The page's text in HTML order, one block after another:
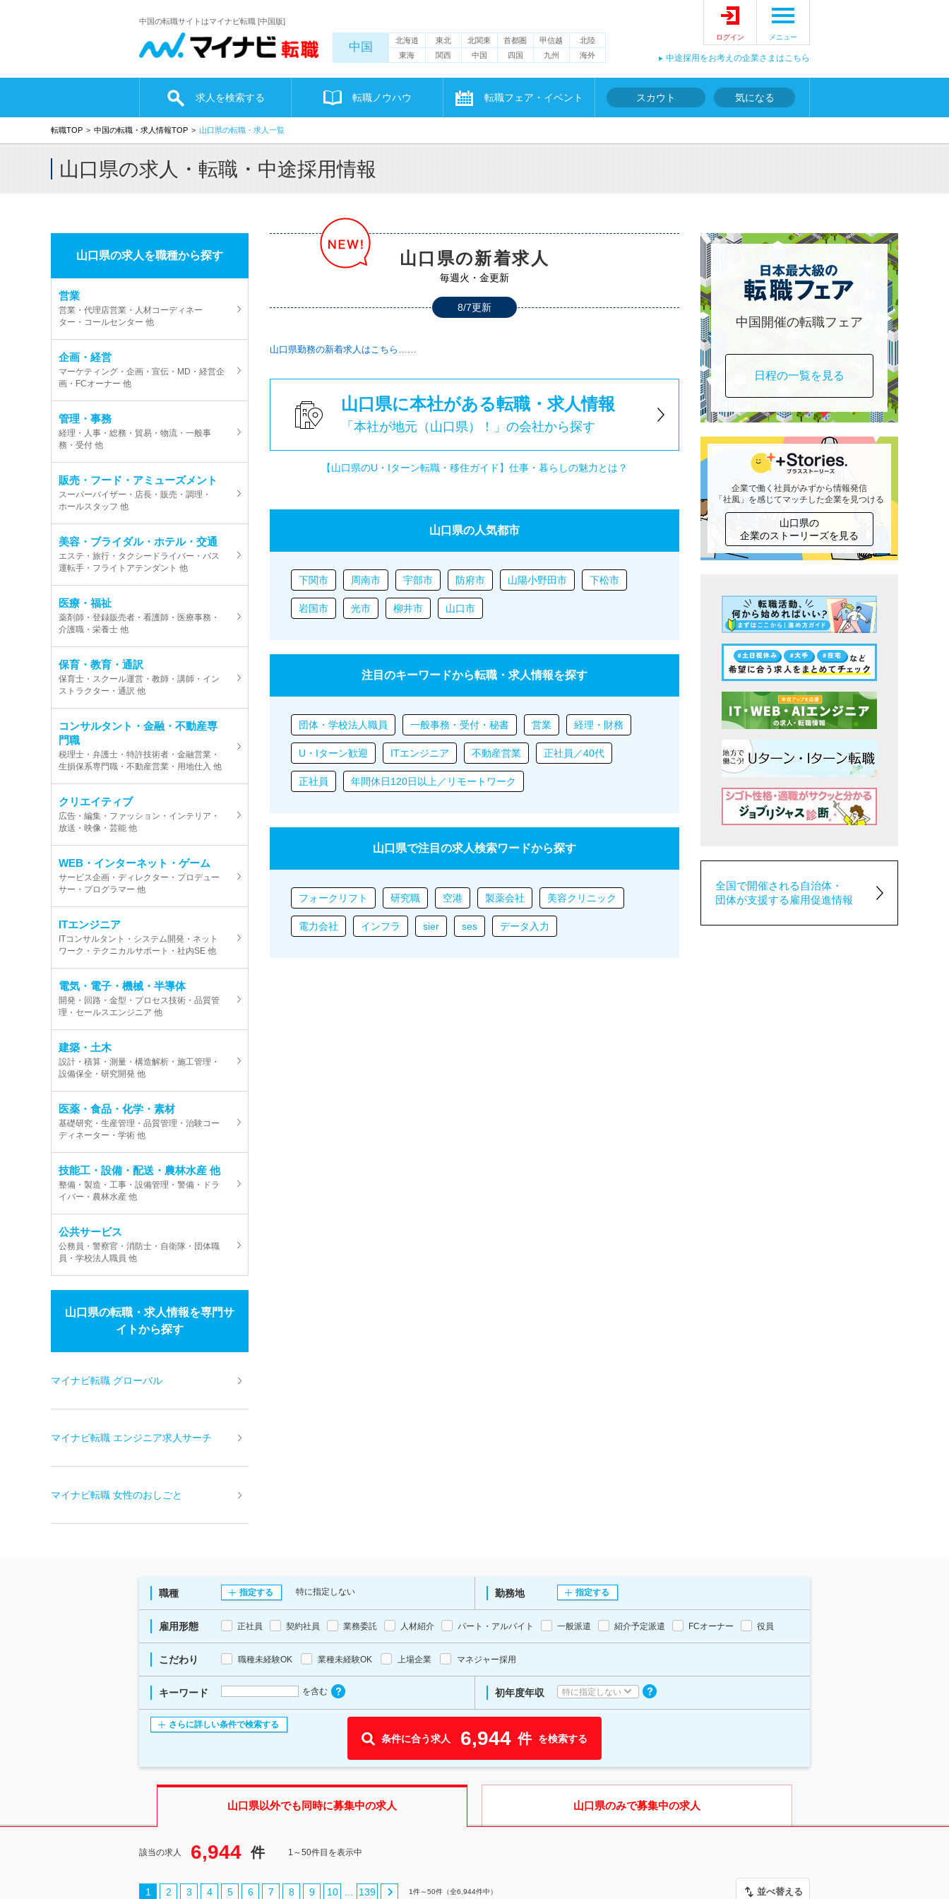
中国の転職サイトはマイナビ転職 [中国版]
中国 北海道 東北 北関東 首都圏 甲信越
北陸
東海
関西 中国 四国 九州 海外
ログイン メニュー
中途採用をお考えの企業さまはこちら
求人を検索する 転職ノウハウ 転職フェア・イベント スカウト 気になる
転職TOP 中国の転職・求人情報TOP 山口県の転職・求人一覧
山口県の求人・転職・中途採用情報
山口県の求人を職種から探す
営業
営業・代理店営業・人材コーディネー
ター・コールセンター 他
企画・経営
マーケティング・企画・宣伝・MD・経営企
画・FCオーナー 他
管理・事務
経理・人事・総務・貿易・物流・一般事
務・受付 他
販売・フード・アミューズメント
スーパーバイザー・店長・販売・調理・
ホールスタッフ 他
美容・ブライダル・ホテル・交通
エステ・旅行・タクシードライバー・バス
運転手・フライトアテンダント 他
医療・福祉
薬剤師・登録販売者・看護師・医療事務・
介護職・栄養士 他
保育・教育・通訳
保育士・スクール運営・教師・講師・イン
ストラクター・通訳 他
コンサルタント・金融・不動産専
門職
税理士・弁護士・特許技術者・金融営業・
生損保系専門職・不動産営業・用地仕入 他
クリエイティブ
広告・編集・ファッション・インテリア・
放送・映像・芸能 他
WEB・インターネット・ゲーム
サービス企画・ディレクター・プロデュー
サー・プログラマー 他
ITエンジニア
ITコンサルタント・システム開発・ネット
ワーク・テクニカルサポート・社内SE 他
電気・電子・機械・半導体
開発・回路・金型・プロセス技術・品質管
理・セールスエンジニア 他
建築・土木
設計・積算・測量・構造解析・施工管理・
設備保全・研究開発 他
医薬・食品・化学・素材
基礎研究・生産管理・品質管理・治験コー
ディネーター・学術 他
技能工・設備・配送・農林水産 他
整備・製造・工事・設備管理・警備・ドラ
イバー・農林水産 他
公共サービス
公務員・警察官・消防士・自衛隊・団体職
員・学校法人職員 他
山口県の転職・求人情報を専門サ
イトから探す
マイナビ転職 グローバル
マイナビ転職 エンジニア求人サーチ
マイナビ転職 女性のおしごと
山口県の新着求人
毎週火・金更新
8/7更新
山口県勤務の新着求人はこちら……
山口県に本社がある転職・求人情報
「本社が地元（山口県）！」の会社から探す
【山口県のU・Iターン転職・移住ガイド】仕事・暮らしの魅力とは？
山口県の人気都市
下関市 周南市 宇部市 防府市 山陽小野田市 下松市
岩国市 光市 柳井市 山口市
注目のキーワードから転職・求人情報を探す
団体・学校法人職員 一般事務・受付・秘書 営業 経理・財務
U・Iターン歓迎 ITエンジニア 不動産営業 正社員／40代
正社員 年間休日120日以上／リモートワーク
山口県で注目の求人検索ワードから探す
フォークリフト 研究職 空港 製薬会社 美容クリニック
電力会社 インフラ sier ses データ入力
中国開催の転職フェア
日程の一覧を見る
企業で働く社員がみずから情報発信
「社風」を感じてマッチした企業を見つける
山口県の
企業のストーリーズを見る
全国で開催される自治体・
団体が支援する雇用促進情報
職種 指定する 特に指定しない 勤務地 指定する
雇用形態 正社員 契約社員 業務委託 人材紹介 パート・アルバイト 一般派遣 紹介予定派遣 FCオーナー 役員
こだわり 職種未経験OK 業種未経験OK 上場企業 マネジャー採用
キーワード を含む 初年度年収 特に指定しない
さらに詳しい条件で検索する
条件に合う求人 6,944 件 を検索する
山口県以外でも同時に募集中の求人 山口県のみで募集中の求人
該当の求人 6,944 件 1～50件目を表示中
1 2 3 4 5 6 7 8 9 10 … 139 1件～50件（全6,944件中） 並べ替える